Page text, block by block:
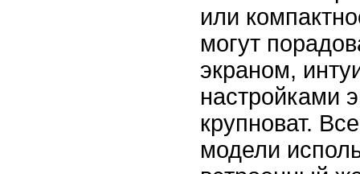
или
могут
экраном,
настройками
крупноват.
модели